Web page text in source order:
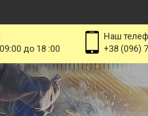
до 18 :00
Наш
+38 (096)